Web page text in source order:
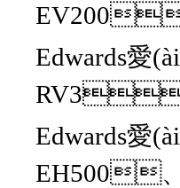
Edwards愛
Edwards愛
EH500